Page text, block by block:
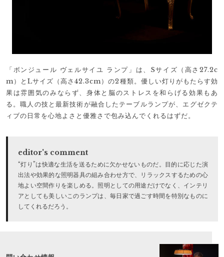
「ボンジュール ヴェルサイユ ランプ」は、Sサイズ（高さ27.2c
m）とLサイズ（高さ42.3cm）の2種類。優しい灯りがもたらす効
果は雰囲気のみならず、身体と脳のストレスを和らげる効果もあ
る。職人の技と最新技術が融合したテーブルランプが、エグゼクテ
ィブの日常を心地よさと優雅さで包み込んでくれるはずだ。
editor's comment
“灯り”は快適な生活を送るために欠かせないものだ。目的に応じた演
出法や効果的な照明器具の組み合わせ方で、リラックスするための心
地よい空間作りを楽しめる。照明としての用途だけでなく、インテリ
アとしても美しいこのランプは、毎日家で過ごす時間を特別なものに
してくれるだろう。